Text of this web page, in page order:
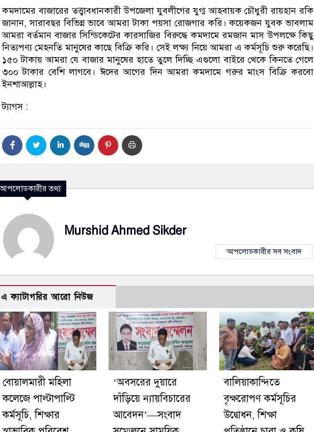
কমদামের বাজারের তত্ত্বাবধানকারী উপজেলা যুবলীগের যুগ্ম আহবায়ক চৌধুরী রায়হান রকি
জানান, সারাবছর বিভিন্ন ভাবে আমরা টাকা পয়সা রোজগার করি। কয়েকজন যুবক ভাবলাম
আমরা বর্তমান বাজার সিন্ডিকেটের কারসাজির বিরুদ্ধে কমদামে রমজান মাস উপলক্ষে কিছু
নিত্যপণ্য মেহনতি মানুষের কাছে বিক্রি করি। সেই লক্ষ্য নিয়ে আমরা এ কর্মসূচি শুরু করেছি।
১৫০ টাকায় আমরা যে বাজার মানুষের হাতে তুলে দিচ্ছি এগুলো বাইরে থেকে কিনতে গেলে
৩০০ টাকার বেশি লাগবে। ঈদের আগের দিন আমরা কমদামে গরুর মাংস বিক্রি করবো
ইনশাআল্লাহ।
ট্যাগস :
আপলোডকারীর তথ্য
Murshid Ahmed Sikder
আপলোডকারীর সব সংবাদ
এ ক্যাটাগরির আরো নিউজ
বোয়ালমারী মহিলা
কলেজে পাল্টাপাল্টি
কর্মসূচি, শিক্ষার
‘অবসরের দুয়ারে
দাঁড়িয়ে ন্যায়বিচারের
আবেদন’—সংবাদ
বালিয়াকান্দিতে
বৃক্ষরোপণ কর্মসূচির
উদ্বোধন, শিক্ষা